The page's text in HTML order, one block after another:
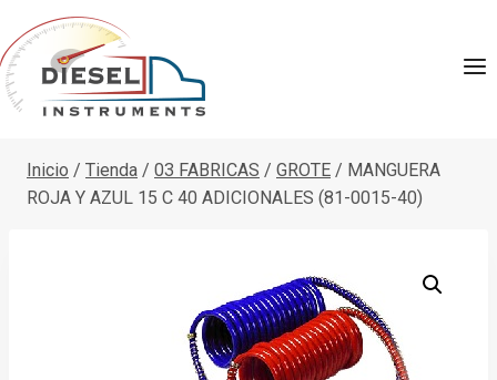
Saltar
al
contenido
Inicio / Tienda / 03 FABRICAS / GROTE / MANGUERA
ROJA Y AZUL 15 C 40 ADICIONALES (81-0015-40)